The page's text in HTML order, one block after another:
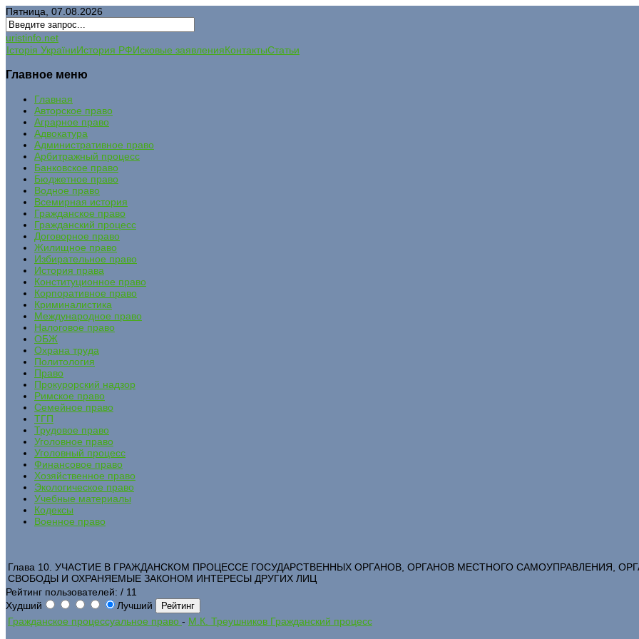
Пятница, 07.08.2026
uristinfo.net
Історія УкраїниИстория РФИсковые заявленияКонтактыСтатьи
Главное меню
Главная
Авторское право
Аграрное право
Адвокатура
Административное право
Арбитражный процесс
Банковское право
Бюджетное право
Водное право
Всемирная история
Гражданское право
Гражданский процесс
Договорное право
Жилищное право
Избирательное право
История права
Конституционное право
Корпоративное право
Криминалистика
Международное право
Налоговое право
ОБЖ
Охрана труда
Политология
Право
Прокурорский надзор
Римское право
Семейное право
ТГП
Трудовое право
Уголовное право
Уголовный процесс
Финансовое право
Хозяйственное право
Экологическое право
Учебные материалы
Кодексы
Военное право
Глава 10. УЧАСТИЕ В ГРАЖДАНСКОМ ПРОЦЕССЕ ГОСУДАРСТВЕННЫХ ОРГАНОВ, ОРГАНОВ МЕСТНОГО САМОУПРАВЛЕНИЯ,
СВОБОДЫ И ОХРАНЯЕМЫЕ ЗАКОНОМ ИНТЕРЕСЫ ДРУГИХ ЛИЦ
Рейтинг пользователей: / 11
Худший
Лучший
Гражданское процессуальное право - М.К. Треушников Гражданский процесс